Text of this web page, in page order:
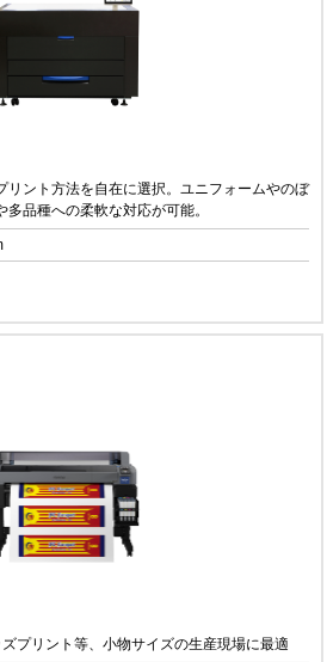
リント方法を自在に選択。ユニフォームやのぼ
品種への柔軟な対応が可能。
プリント等、小物サイズの生産現場に最適